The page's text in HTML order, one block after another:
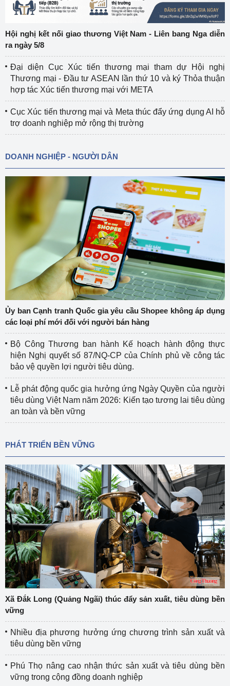
Hội nghị kết nối giao thương Việt Nam - Liên bang Nga diễn
ra ngày 5/8
Đại diện Cục Xúc tiến thương mại tham dự Hội nghị
Thương mại - Đầu tư ASEAN lần thứ 10 và ký Thỏa thuận
hợp tác Xúc tiến thương mại với META
Cục Xúc tiến thương mại và Meta thúc đẩy ứng dụng AI hỗ
trợ doanh nghiệp mở rộng thị trường
DOANH NGHIỆP - NGƯỜI DÂN
Ủy ban Cạnh tranh Quốc gia yêu cầu Shopee không áp dụng
các loại phí mới đối với người bán hàng
Bộ Công Thương ban hành Kế hoạch hành động thực
hiện Nghị quyết số 87/NQ-CP của Chính phủ về công tác
bảo vệ quyền lợi người tiêu dùng.
Lễ phát động quốc gia hưởng ứng Ngày Quyền của người
tiêu dùng Việt Nam năm 2026: Kiến tạo tương lai tiêu dùng
an toàn và bền vững
PHÁT TRIỂN BỀN VỮNG
Xã Đắk Long (Quảng Ngãi) thúc đẩy sản xuất, tiêu dùng bền
vững
Nhiều địa phương hưởng ứng chương trình sản xuất và
tiêu dùng bền vững
Phú Thọ nâng cao nhận thức sản xuất và tiêu dùng bền
vững trong cộng đồng doanh nghiệp